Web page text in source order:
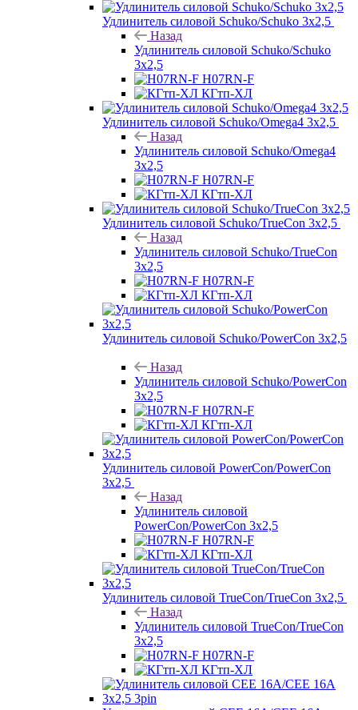
Удлинитель силовой Schuko/Schuko 3х2,5
Назад
Удлинитель силовой Schuko/Schuko
3х2,5
H07RN-F
КГтп-ХЛ
Удлинитель силовой Schuko/Omega4 3х2,5
Назад
Удлинитель силовой Schuko/Omega4
3х2,5
H07RN-F
КГтп-ХЛ
Удлинитель силовой Schuko/TrueCon 3х2,5
Назад
Удлинитель силовой Schuko/TrueCon
3х2,5
H07RN-F
КГтп-ХЛ
Удлинитель силовой Schuko/PowerCon 3х2,5
Назад
Удлинитель силовой Schuko/PowerCon
3х2,5
H07RN-F
КГтп-ХЛ
Удлинитель силовой PowerCon/PowerCon
3х2,5
Назад
Удлинитель силовой
PowerCon/PowerCon 3х2,5
H07RN-F
КГтп-ХЛ
Удлинитель силовой TrueCon/TrueCon 3х2,5
Назад
Удлинитель силовой TrueCon/TrueCon
3х2,5
H07RN-F
КГтп-ХЛ